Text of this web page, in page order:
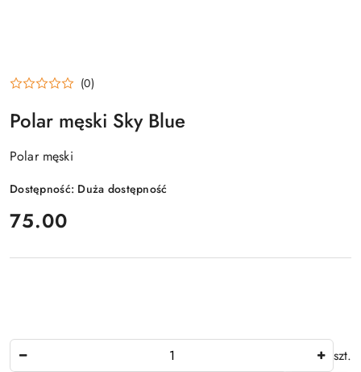
(0)
Polar męski Sky Blue
Polar męski
Dostępność: Duża dostępność
cena:
75.00
szt.